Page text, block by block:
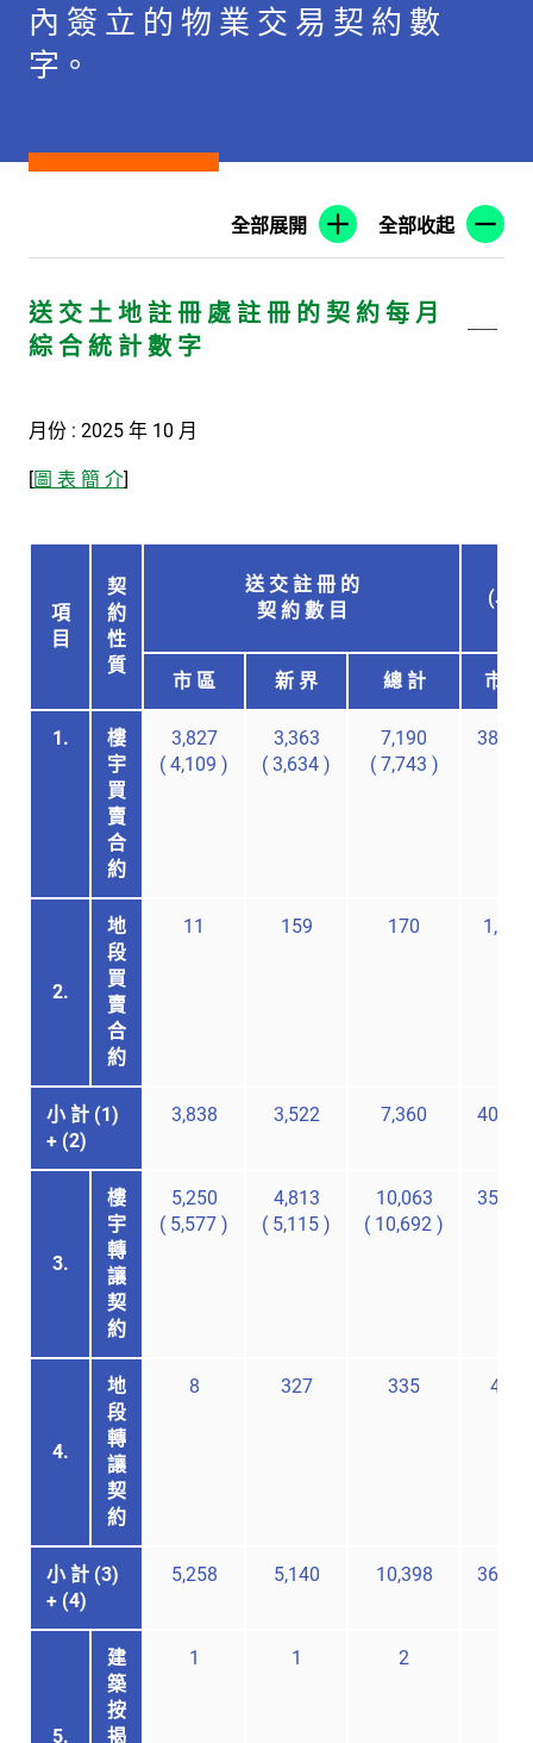
內 簽 立 的 物 業 交 易 契 約 數
字。
全部展開 全部收起
送 交 土 地 註 冊 處 註 冊 的 契 約 每 月
綜 合 統 計 數 字
月份 : 2025 年 10 月
[圖 表 簡 介]
項
目
契
約
性
質
送 交 註 冊 的
契 約 數 目
(以
市 區 新 界 總 計 市 區
1.
樓
宇
買
賣
合
約
3,827
( 4,109 )
3,363
( 3,634 )
7,190
( 7,743 )
38,947
2.
地
段
買
賣
合
約
11 159 170 1,672
小 計 (1)
+ (2)
3,838 3,522 7,360 40,619
3.
樓
宇
轉
讓
契
約
5,250
( 5,577 )
4,813
( 5,115 )
10,063
( 10,692 )
35,881
4.
地
段
轉
讓
契
約
8 327 335 476
小 計 (3)
+ (4)
5,258 5,140 10,398 36,357
5.
建
築
按
揭
1 1 2